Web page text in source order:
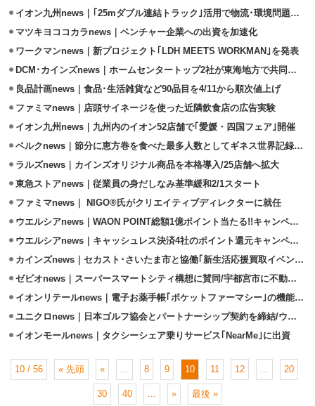
イオン九州news｜｢25mダブル連結トラック｣活用で物流･環境問題に対応
マツキヨココカラnews｜ベンチャー企業への出資を加速化
ワークマンnews｜新プロジェクト｢LDH MEETS WORKMAN｣を発表
DCM･カインズnews｜ホームセンタートップ2社が東海地方で共同配送開始
良品計画news｜食品･生活雑貨など90品目を4/11から順次値上げ
ファミマnews｜店頭サイネージを使った近隣飲食店の広告実験
イオン九州news｜九州内のイオン52店舗で｢愛媛・四国フェア｣開催
ベルクnews｜節分に恵方巻を食べた最多人数としてギネス世界記録™認定
ラルズnews｜カインズオリジナル商品を本格導入/25店舗へ拡大
東急ストアnews｜従業員の身だしなみ基準緩和2/1スタート
ファミマnews｜ NIGO®︎氏がクリエイティブディレクターに就任
ウエルシアnews｜WAON POINT総額1億ポイント当たる!!キャンペーン開催
ウエルシアnews｜キャッシュレス決済4社のポイント還元キャンペーン開催
カインズnews｜セカスト･さいたま市と協働｢新生活応援買取イベント｣実施
ゼビオnews｜スーパースマートシティ構想に賛同/宇都宮市に不動産を取得
イオンリテールnews｜電子お薬手帳｢ポケットファーマシー｣の機能拡充
ユニクロnews｜日本ゴルフ協会とパートナーシップ契約を締結/ウェア提供
イオンモールnews｜タクシーシェア乗りサービス｢NearMe｣に出資
10 / 56 « 先頭 « ... 8 9 10 11 12 ... 20
30 40 ... » 最後 »